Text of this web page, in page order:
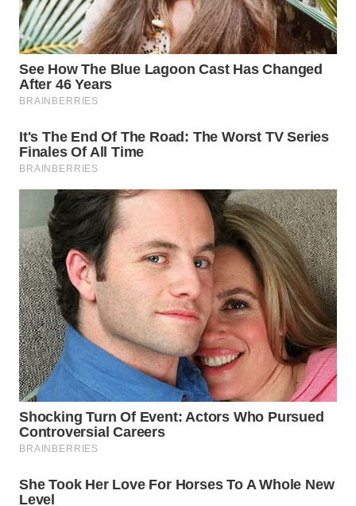
WN
PRIANGAN
TIMUR
WN
SEMARANG
WN
SOLO
WN
BOROBUDUR
WN
MADURA
WN
SURABAYA
WN
NATUNA
WN
BINTAN
WN